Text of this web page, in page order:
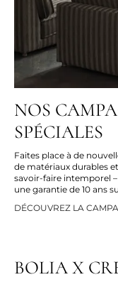
NOS
SPÉCIALES
Faites place à de
de matériaux durables
savoir-faire intemporel
une garantie de 10 ans
DÉCOUVREZ LA
BOLIA X